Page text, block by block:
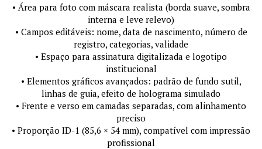
• Área para foto com máscara realista (borda suave, sombra
interna e leve relevo)
• Campos editáveis: nome, data de nascimento, número de
registro, categorias, validade
• Espaço para assinatura digitalizada e logotipo
institucional
• Elementos gráficos avançados: padrão de fundo sutil,
linhas de guia, efeito de holograma simulado
• Frente e verso em camadas separadas, com alinhamento
preciso
• Proporção ID-1 (85,6 × 54 mm), compatível com impressão
profissional